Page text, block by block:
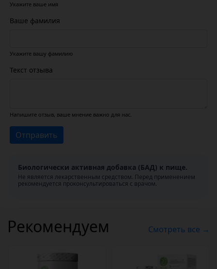
Укажите ваше имя
Ваше фамилия
Укажите вашу фамилию
Текст отзыва
Напишите отзыв, ваше мнение важно для нас.
Отправить
Биологически активная добавка (БАД) к пище.
Не является лекарственным средством. Перед применением
рекомендуется проконсультироваться с врачом.
Рекомендуем Смотреть все →